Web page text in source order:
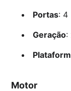
Portas: 4
Geração:
Motor